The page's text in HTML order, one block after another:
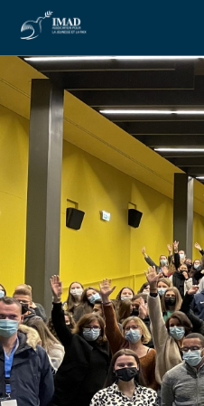
Our goals
Our actions
Resources
Support us